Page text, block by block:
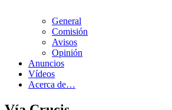
General
Comisión
Avisos
Opinión
Anuncios
Vídeos
Acerca de…